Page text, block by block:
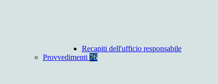
Recapiti dell'ufficio responsabile
Provvedimenti 76